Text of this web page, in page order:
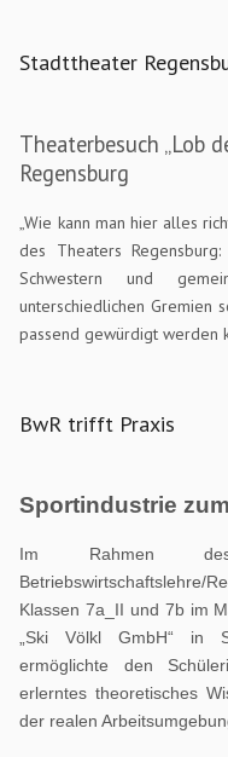
Stadttheater
Theaterbesuch „Lob
Regensburg
„Wie kann man hier alles
des Theaters
Schwestern und
unterschiedlichen Gremien
passend gewürdigt werden
BwR trifft Praxis
Sportindustrie
Im Rahmen
Klassen 7a_II und 7b im
„Ski Völkl GmbH“ in
ermöglichte den
erlerntes theoretisches
der realen